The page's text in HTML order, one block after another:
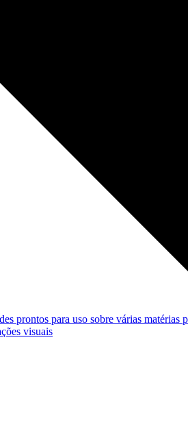
prontos para uso sobre várias matérias
visuais